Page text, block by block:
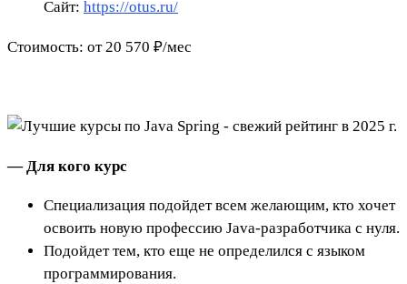
Сайт: https://otus.ru/
Стоимость: от 20 570 ₽/мес
— Для кого курс
Специализация подойдет всем желающим, кто хочет
освоить новую профессию Java-разработчика с нуля.
Подойдет тем, кто еще не определился с языком
программирования.